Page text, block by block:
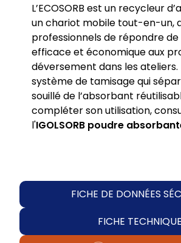
L’ECOSORB est un recycleur
un chariot mobile tout-en-un,
professionnels de répondre
efficace et économique aux
déversement dans les
système de tamisage qui
souillé de l’absorbant
compléter son utilisation,
l'IGOLSORB poudre
FICHE DE DONNÉES
FICHE TECHNIQUE